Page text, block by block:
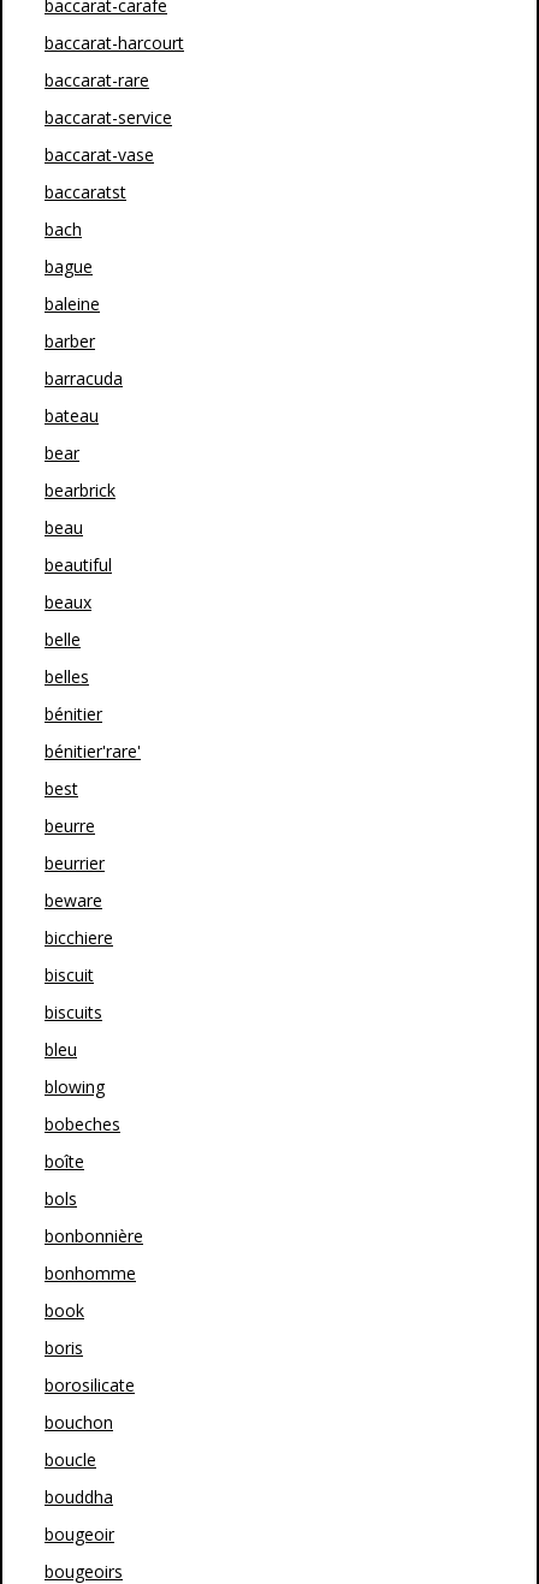
baccarat-carafe
baccarat-harcourt
baccarat-rare
baccarat-service
baccarat-vase
baccaratst
bach
bague
baleine
barber
barracuda
bateau
bear
bearbrick
beau
beautiful
beaux
belle
belles
bénitier
bénitier'rare'
best
beurre
beurrier
beware
bicchiere
biscuit
biscuits
bleu
blowing
bobeches
boîte
bols
bonbonnière
bonhomme
book
boris
borosilicate
bouchon
boucle
bouddha
bougeoir
bougeoirs